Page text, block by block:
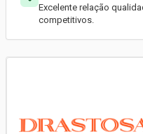
Excelente relação
competitivos.